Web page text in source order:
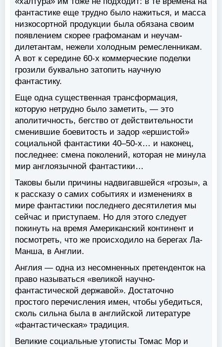
фантастике еще трудно было нажиться, и масса
низкосортной продукции была обязана своим
появлением скорее графоманам и неучам-
дилетантам, нежели холодным ремесленникам.
А вот к середине 60-х коммерческие поделки
грозили буквально затопить научную
фантастику.
Еще одна существенная трансформация,
которую нетрудно было заметить, — это
аполитичность, бегство от действительности
сменившие боевитость и задор «ершистой»
социальной фантастики 40–50-х… и наконец,
последнее: смена поколений, которая не минула
мир англоязычной фантастики…
Таковы были причины надвигавшейся «грозы», а
к рассказу о самих событиях и изменениях в
мире фантастики последнего десятилетия мы
сейчас и приступаем. Но для этого следует
покинуть на время Американский континент и
посмотреть, что же происходило на берегах Ла-
Манша, в Англии.
Англия — одна из несомненных претенденток на
право называться «великой научно-
фантастической державой». Достаточно
простого перечисления имен, чтобы убедиться,
сколь сильна была в английской литературе
«фантастическая» традиция.
Великие социальные утописты Томас Мор и